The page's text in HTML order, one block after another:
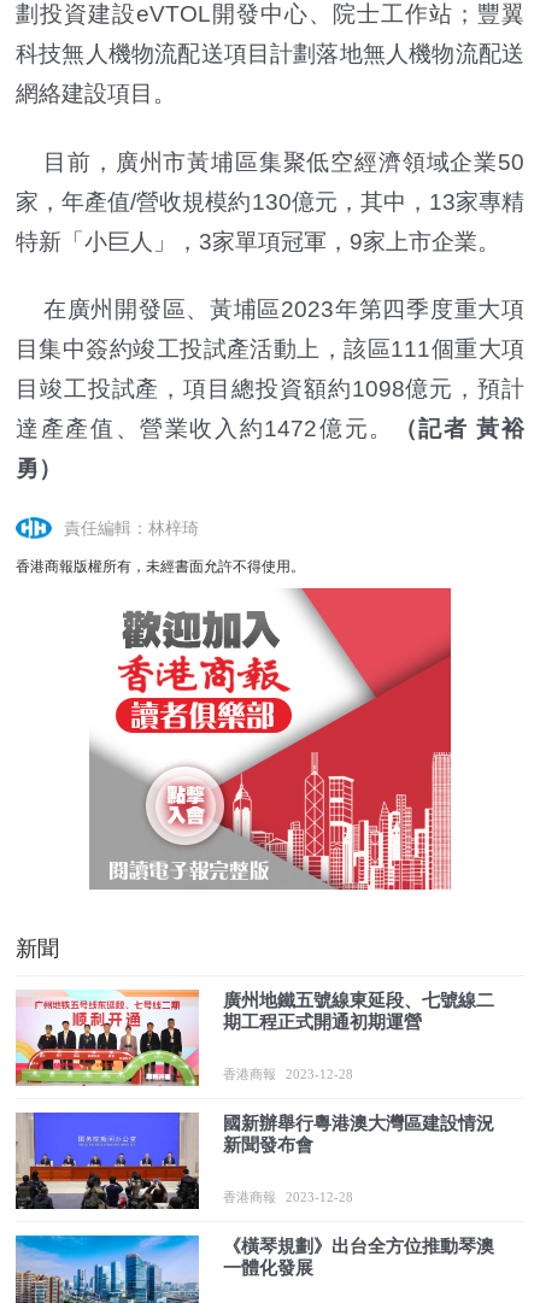
劃投資建設eVTOL開發中心、院士工作站；豐翼
科技無人機物流配送項目計劃落地無人機物流配送
網絡建設項目。
目前，廣州市黃埔區集聚低空經濟領域企業50
家，年產值/營收規模約130億元，其中，13家專精
特新「小巨人」，3家單項冠軍，9家上市企業。
在廣州開發區、黃埔區2023年第四季度重大項
目集中簽約竣工投試產活動上，該區111個重大項
目竣工投試產，項目總投資額約1098億元，預計
達產產值、營業收入約1472億元。
（記者 黃裕
勇）
責任編輯：林梓琦
香港商報版權所有，未經書面允許不得使用。
新聞
廣州地鐵五號線東延段、七號線二
期工程正式開通初期運營
香港商報 2023-12-28
國新辦舉行粵港澳大灣區建設情況
新聞發布會
香港商報 2023-12-28
《橫琴規劃》出台全方位推動琴澳
一體化發展